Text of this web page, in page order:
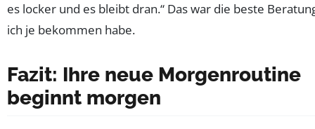
es locker und es bleibt dran.“ Das war die beste
ich je bekommen habe.
Fazit: Ihre neue Morgenroutine
beginnt morgen